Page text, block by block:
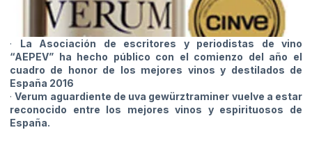
· La Asociación de escritores y periodistas de vino
“AEPEV” ha hecho público con el comienzo del año el
cuadro de honor de los mejores vinos y destilados de
España 2016
·Verum aguardiente de uva gewürztraminer vuelve a estar
reconocido entre los mejores vinos y espirituosos de
España.